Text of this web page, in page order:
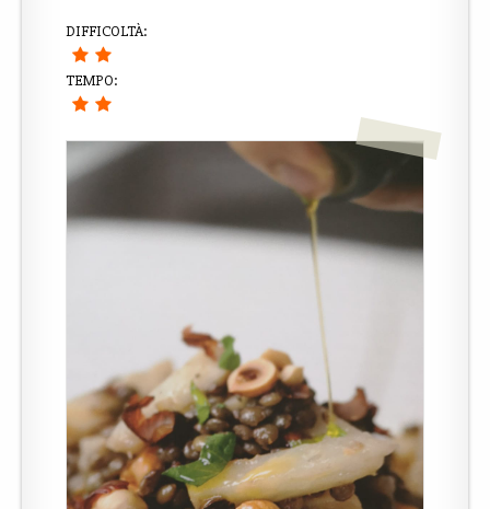
DIFFICOLTÀ:
TEMPO: